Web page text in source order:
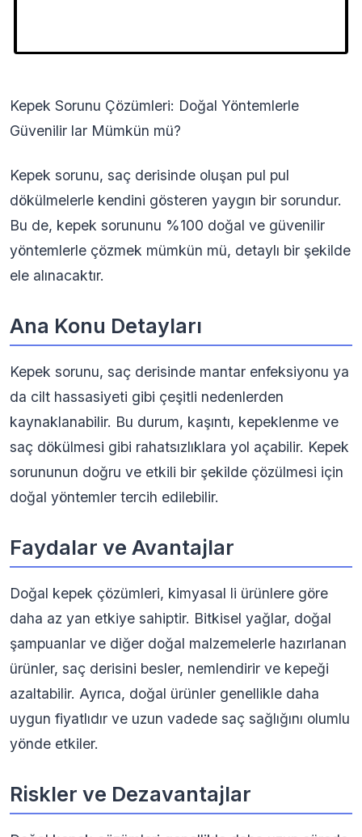
Kepek Sorunu Çözümleri: Doğal Yöntemlerle
Güvenilir lar Mümkün mü?
Kepek sorunu, saç derisinde oluşan pul pul
dökülmelerle kendini gösteren yaygın bir sorundur.
Bu de, kepek sorununu %100 doğal ve güvenilir
yöntemlerle çözmek mümkün mü, detaylı bir şekilde
ele alınacaktır.
Ana Konu Detayları
Kepek sorunu, saç derisinde mantar enfeksiyonu ya
da cilt hassasiyeti gibi çeşitli nedenlerden
kaynaklanabilir. Bu durum, kaşıntı, kepeklenme ve
saç dökülmesi gibi rahatsızlıklara yol açabilir. Kepek
sorununun doğru ve etkili bir şekilde çözülmesi için
doğal yöntemler tercih edilebilir.
Faydalar ve Avantajlar
Doğal kepek çözümleri, kimyasal li ürünlere göre
daha az yan etkiye sahiptir. Bitkisel yağlar, doğal
şampuanlar ve diğer doğal malzemelerle hazırlanan
ürünler, saç derisini besler, nemlendirir ve kepeği
azaltabilir. Ayrıca, doğal ürünler genellikle daha
uygun fiyatlıdır ve uzun vadede saç sağlığını olumlu
yönde etkiler.
Riskler ve Dezavantajlar